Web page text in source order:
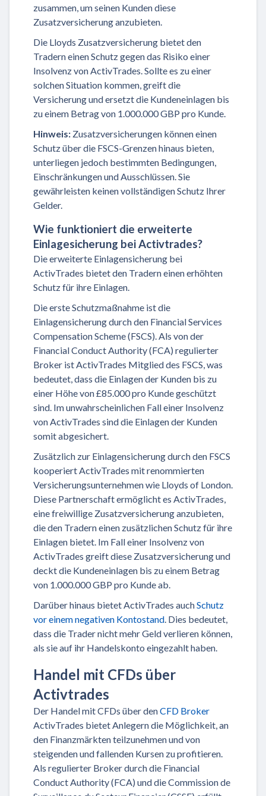
zusammen, um seinen Kunden diese
Zusatzversicherung anzubieten.
Die Lloyds Zusatzversicherung bietet den
Tradern einen Schutz gegen das Risiko einer
Insolvenz von ActivTrades. Sollte es zu einer
solchen Situation kommen, greift die
Versicherung und ersetzt die Kundeneinlagen bis
zu einem Betrag von 1.000.000 GBP pro Kunde.
Hinweis: Zusatzversicherungen können einen
Schutz über die FSCS-Grenzen hinaus bieten,
unterliegen jedoch bestimmten Bedingungen,
Einschränkungen und Ausschlüssen. Sie
gewährleisten keinen vollständigen Schutz Ihrer
Gelder.
Wie funktioniert die erweiterte
Einlagesicherung bei Activtrades?
Die erweiterte Einlagensicherung bei
ActivTrades bietet den Tradern einen erhöhten
Schutz für ihre Einlagen.
Die erste Schutzmaßnahme ist die
Einlagensicherung durch den Financial Services
Compensation Scheme (FSCS). Als von der
Financial Conduct Authority (FCA) regulierter
Broker ist ActivTrades Mitglied des FSCS, was
bedeutet, dass die Einlagen der Kunden bis zu
einer Höhe von £85.000 pro Kunde geschützt
sind. Im unwahrscheinlichen Fall einer Insolvenz
von ActivTrades sind die Einlagen der Kunden
somit abgesichert.
Zusätzlich zur Einlagensicherung durch den FSCS
kooperiert ActivTrades mit renommierten
Versicherungsunternehmen wie Lloyds of London.
Diese Partnerschaft ermöglicht es ActivTrades,
eine freiwillige Zusatzversicherung anzubieten,
die den Tradern einen zusätzlichen Schutz für ihre
Einlagen bietet. Im Fall einer Insolvenz von
ActivTrades greift diese Zusatzversicherung und
deckt die Kundeneinlagen bis zu einem Betrag
von 1.000.000 GBP pro Kunde ab.
Darüber hinaus bietet ActivTrades auchSchutz
vor einem negativen Kontostand . Dies bedeutet,
dass die Trader nicht mehr Geld verlieren können,
als sie auf ihr Handelskonto eingezahlt haben.
Handel mit CFDs über
Activtrades
Der Handel mit CFDs über denCFD Broker
ActivTrades bietet Anlegern die Möglichkeit, an
den Finanzmärkten teilzunehmen und von
steigenden und fallenden Kursen zu profitieren.
Als regulierter Broker durch die Financial
Conduct Authority (FCA) und die Commission de